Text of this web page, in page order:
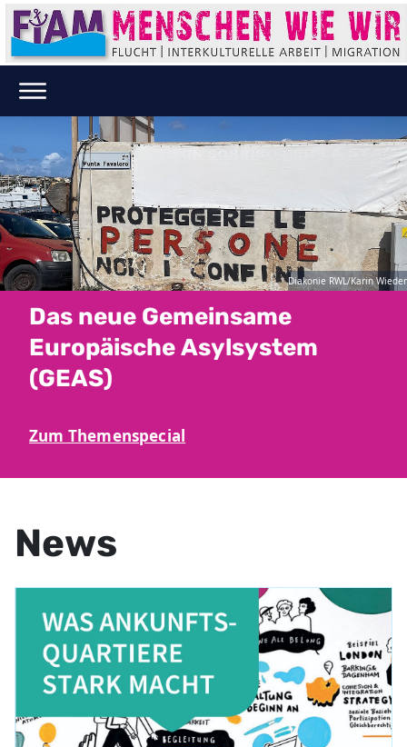
Diakonie RWL/Karin Wieder
Das neue Gemeinsame
Europäische Asylsystem
(GEAS)
Zum Themenspecial
News